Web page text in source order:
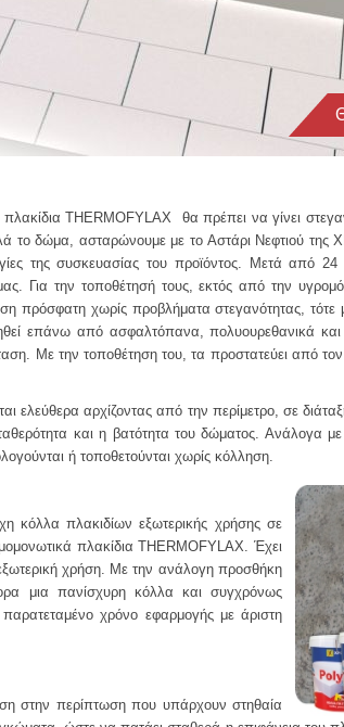
THERMOFYLAX θα πρέπει να γίνει
το δώμα, ασταρώνουμε με το Αστάρι Νεφτιού
της συσκευασίας του προϊόντος. Μετά από
Για την τοποθέτησή τους, εκτός από την
χωρίς προβλήματα στεγανότητας, τότε
επάνω από ασφαλτόπανα, πολυουρεθανικά και
Με την τοποθέτηση του, τα προστατεύει από
ελεύθερα αρχίζοντας από την περίμετρο, σε
και η βατότητα του δώματος. Ανάλογα
ή τοποθετούνται χωρίς κόλληση.
κόλλα πλακιδίων εξωτερικής χρήσης σε
πλακίδια THERMOFYLAX. Έχει
χρήση. Με την ανάλογη προσθήκη
μια πανίσχυρη κόλλα και συγχρόνως
χρόνο εφαρμογής με άριστη
στην περίπτωση που υπάρχουν στηθαία